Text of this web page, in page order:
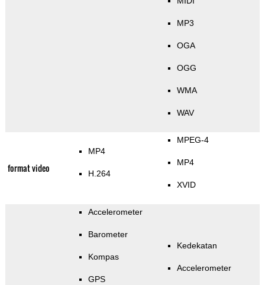
MP3
OGA
OGG
WMA
WAV
format video
MP4
H.264
MPEG-4
MP4
XVID
Accelerometer
Barometer
Kompas
GPS
Kedekatan
Accelerometer